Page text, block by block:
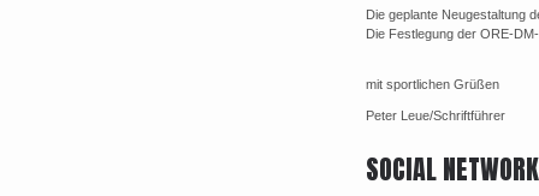
Die geplante Neugestaltung
Die Festlegung der ORE-
mit sportlichen Grüßen
Peter Leue/Schriftführer
SOCIAL